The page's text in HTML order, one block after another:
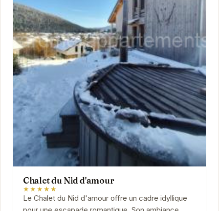
Chalet du Nid d'amour
★★★★★
Le Chalet du Nid d'amour offre un cadre idyllique